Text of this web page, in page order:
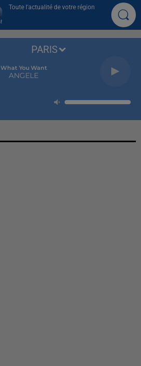
Toute l'actualité de votre région
What You Want
ANGELE
PARIS